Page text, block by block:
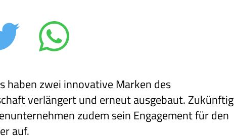
haben zwei innovative Marken des
verlängert und erneut ausgebaut. Zukünftig
zudem sein Engagement für den
auf.